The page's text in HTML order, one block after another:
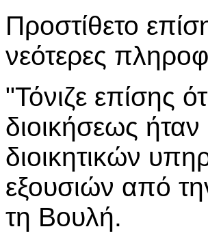
Προστίθετο
νεότερες
"Τόνιζε επίσης
διοικήσεως
διοικητικών
εξουσιών από
τη Βουλή.